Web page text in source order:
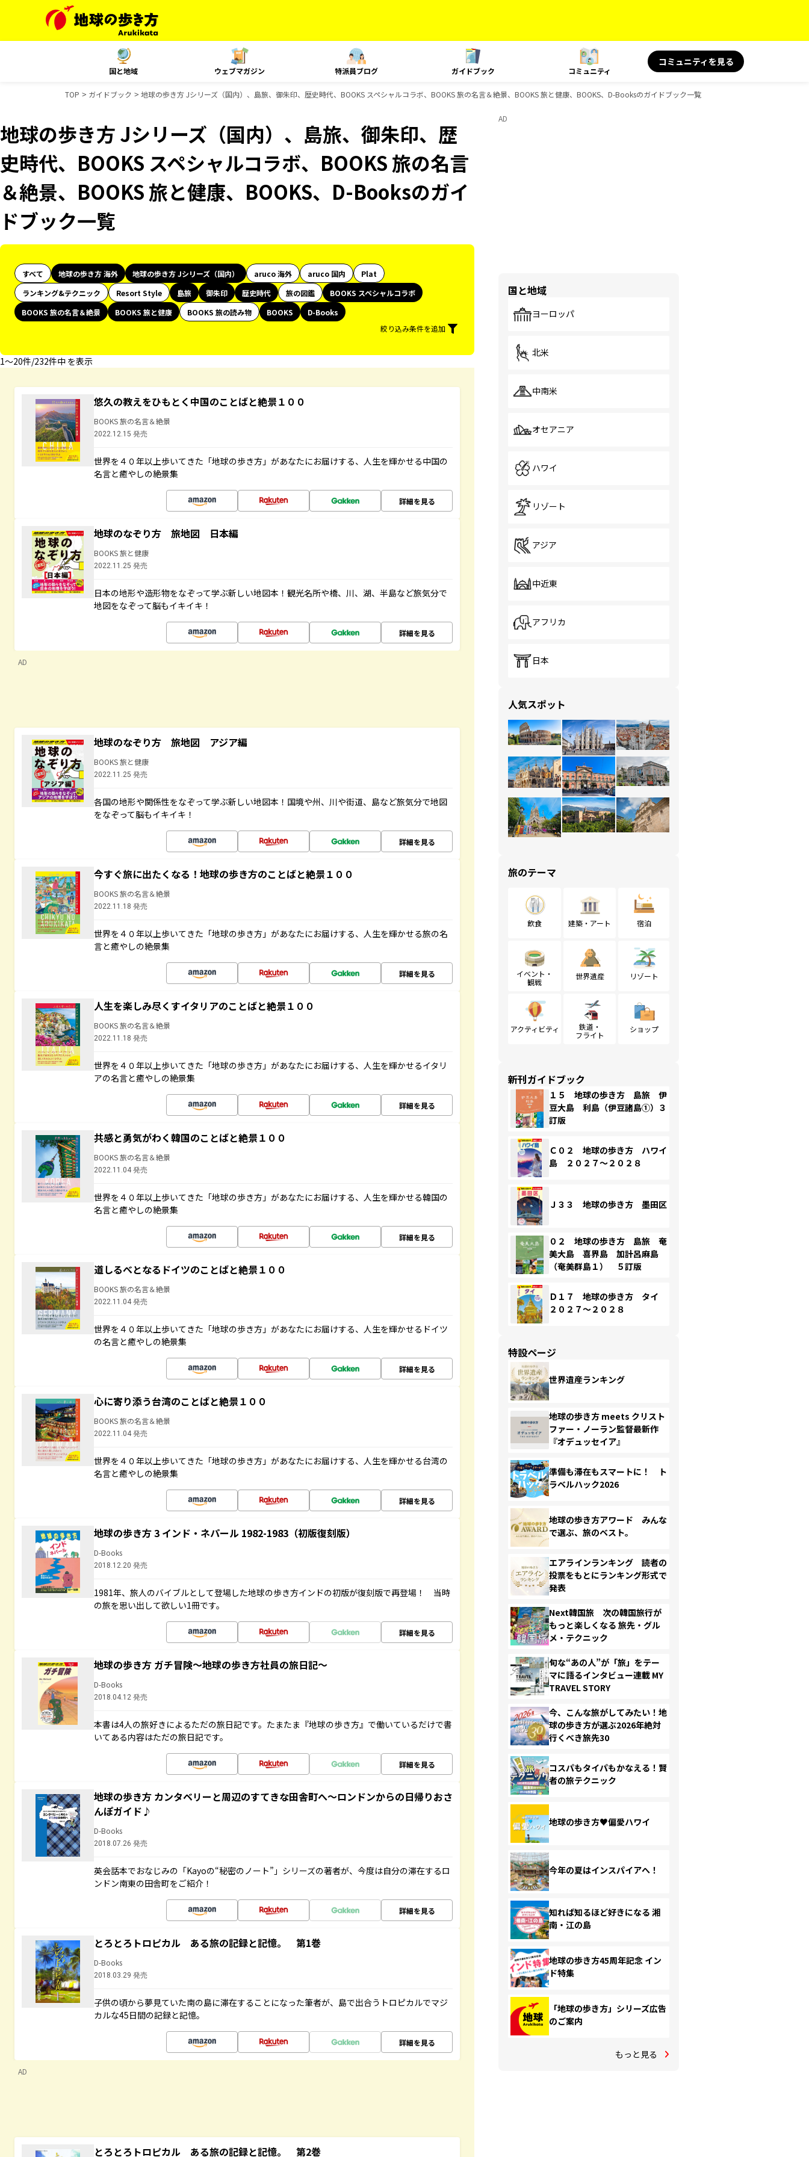
国と地域 ウェブマガジン 特派員ブログ ガイドブック コミュニティ
コミュニティを見る
TOP ガイドブック 地球の歩き方 Jシリーズ（国内）、島旅、御朱印、歴史時代、BOOKS スペシャルコラボ、BOOKS 旅の名言＆絶景、BOOKS 旅と健康、BOOKS、D-Booksのガイドブック一覧
地球の歩き方 Jシリーズ（国内）、島旅、御朱印、歴
史時代、BOOKS スペシャルコラボ、BOOKS 旅の名言
＆絶景、BOOKS 旅と健康、BOOKS、D-Booksのガイ
ドブック一覧
すべて 地球の歩き方 海外 地球の歩き方 Jシリーズ（国内） aruco 海外 aruco 国内
Plat
ランキング&テクニック
Resort Style 島旅 御朱印 歴史時代 旅の図鑑
BOOKS スペシャルコラボ
BOOKS 旅の名言＆絶景
BOOKS 旅と健康 BOOKS 旅の読み物 BOOKS
D-Books
絞り込み条件を追加
1〜20件/232件中 を表示
悠久の教えをひもとく中国のことばと絶景１００
BOOKS 旅の名言＆絶景
2022.12.15 発売
世界を４０年以上歩いてきた「地球の歩き方」があなたにお届けする、人生を輝かせる中国の
名言と癒やしの絶景集
詳細を見る
地球のなぞり方 旅地図 日本編
BOOKS 旅と健康
2022.11.25 発売
日本の地形や造形物をなぞって学ぶ新しい地図本！観光名所や橋、川、湖、半島など旅気分で
地図をなぞって脳もイキイキ！
詳細を見る
AD
地球のなぞり方 旅地図 アジア編
BOOKS 旅と健康
2022.11.25 発売
各国の地形や関係性をなぞって学ぶ新しい地図本！国境や州、川や街道、島など旅気分で地図
をなぞって脳もイキイキ！
詳細を見る
今すぐ旅に出たくなる！地球の歩き方のことばと絶景１００
BOOKS 旅の名言＆絶景
2022.11.18 発売
世界を４０年以上歩いてきた「地球の歩き方」があなたにお届けする、人生を輝かせる旅の名
言と癒やしの絶景集
詳細を見る
人生を楽しみ尽くすイタリアのことばと絶景１００
BOOKS 旅の名言＆絶景
2022.11.18 発売
世界を４０年以上歩いてきた「地球の歩き方」があなたにお届けする、人生を輝かせるイタリ
アの名言と癒やしの絶景集
詳細を見る
共感と勇気がわく韓国のことばと絶景１００
BOOKS 旅の名言＆絶景
2022.11.04 発売
世界を４０年以上歩いてきた「地球の歩き方」があなたにお届けする、人生を輝かせる韓国の
名言と癒やしの絶景集
詳細を見る
道しるべとなるドイツのことばと絶景１００
BOOKS 旅の名言＆絶景
2022.11.04 発売
世界を４０年以上歩いてきた「地球の歩き方」があなたにお届けする、人生を輝かせるドイツ
の名言と癒やしの絶景集
詳細を見る
心に寄り添う台湾のことばと絶景１００
BOOKS 旅の名言＆絶景
2022.11.04 発売
世界を４０年以上歩いてきた「地球の歩き方」があなたにお届けする、人生を輝かせる台湾の
名言と癒やしの絶景集
詳細を見る
地球の歩き方 3 インド・ネパール 1982-1983（初版復刻版）
D-Books
2018.12.20 発売
1981年、旅人のバイブルとして登場した地球の歩き方インドの初版が復刻版で再登場！ 当時
の旅を思い出して欲しい1冊です。
詳細を見る
地球の歩き方 ガチ冒険～地球の歩き方社員の旅日記～
D-Books
2018.04.12 発売
本書は4人の旅好きによるただの旅日記です。たまたま『地球の歩き方』で働いているだけで書
いてある内容はただの旅日記です。
詳細を見る
地球の歩き方 カンタベリーと周辺のすてきな田舎町へ～ロンドンからの日帰りおさ
んぽガイド♪
D-Books
2018.07.26 発売
英会話本でおなじみの「Kayoの“秘密のノート”」シリーズの著者が、今度は自分の滞在するロ
ンドン南東の田舎町をご紹介！
詳細を見る
とろとろトロピカル ある旅の記録と記憶。 第1巻
D-Books
2018.03.29 発売
子供の頃から夢見ていた南の島に滞在することになった筆者が、島で出合うトロピカルでマジ
カルな45日間の記録と記憶。
詳細を見る
AD
とろとろトロピカル ある旅の記録と記憶。 第2巻
AD
国と地域
ヨーロッパ
北米
中南米
オセアニア
ハワイ
リゾート
アジア
中近東
アフリカ
日本
人気スポット
旅のテーマ
飲食 建築・アート 宿泊
イベント・
観戦
世界遺産 リゾート
アクティビティ
鉄道・
フライト
ショップ
新刊ガイドブック
１５ 地球の歩き方 島旅 伊
豆大島 利島（伊豆諸島①）３
訂版
Ｃ０２ 地球の歩き方 ハワイ
島 ２０２７～２０２８
Ｊ３３ 地球の歩き方 墨田区
０２ 地球の歩き方 島旅 奄
美大島 喜界島 加計呂麻島
（奄美群島１） ５訂版
Ｄ１７ 地球の歩き方 タイ
２０２７～２０２８
特設ページ
世界遺産ランキング
地球の歩き方 meets クリスト
ファー・ノーラン監督最新作
『オデュッセイア』
準備も滞在もスマートに！ ト
ラベルハック2026
地球の歩き方アワード みんな
で選ぶ、旅のベスト。
エアラインランキング 読者の
投票をもとにランキング形式で
発表
Next韓国旅 次の韓国旅行が
もっと楽しくなる 旅先・グル
メ・テクニック
旬な“あの人”が「旅」をテー
マに語るインタビュー連載 MY
TRAVEL STORY
今、こんな旅がしてみたい！地
球の歩き方が選ぶ2026年絶対
行くべき旅先30
コスパもタイパもかなえる！賢
者の旅テクニック
地球の歩き方♥偏愛ハワイ
今年の夏はインスパイアへ！
知れば知るほど好きになる 湘
南・江の島
地球の歩き方45周年記念 イン
ド特集
「地球の歩き方」シリーズ広告
のご案内
もっと見る